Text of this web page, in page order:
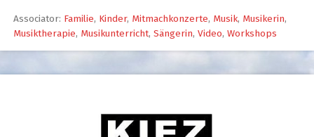
Associator: Familie, Kinder, Mitmachkonzerte, Musik, Musikerin,
Musiktherapie, Musikunterricht, Sängerin, Video, Workshops